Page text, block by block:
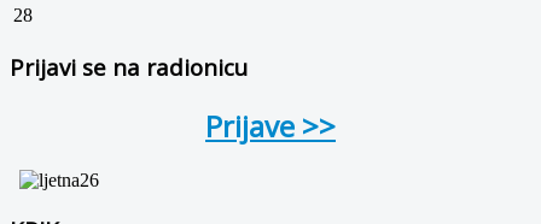
28
Prijavi se na radionicu
Prijave >>